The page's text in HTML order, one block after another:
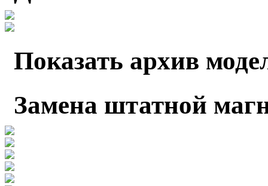
Показать архив
Замена штатной